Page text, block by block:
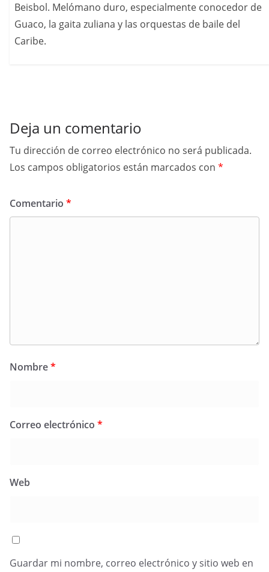
Beisbol. Melómano duro, especialmente conocedor de
Guaco, la gaita zuliana y las orquestas de baile del
Caribe.
Deja un comentario
Tu dirección de correo electrónico no será publicada.
Los campos obligatorios están marcados con *
Comentario *
Nombre*
Correo electrónico *
Web
Guardar mi nombre, correo electrónico y sitio web en